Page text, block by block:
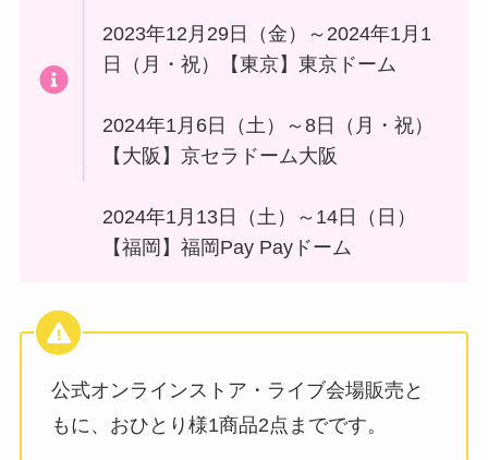
2023年12月29日（金）～2024年1月1
日（月・祝）【東京】東京ドーム
2024年1月6日（土）～8日（月・祝）
【大阪】京セラドーム大阪
2024年1月13日（土）～14日（日）
【福岡】福岡Pay Payドーム
公式オンラインストア・ライブ会場販売と
もに、おひとり様1商品2点までです。